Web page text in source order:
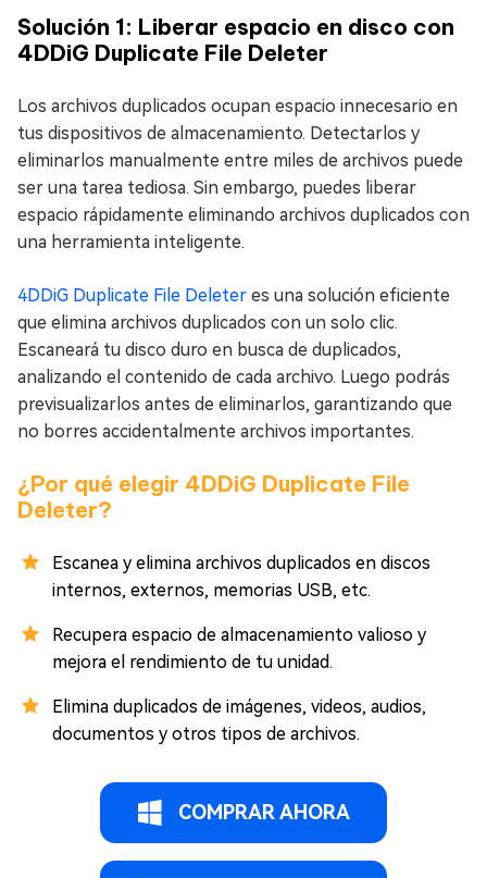
Solución 1: Liberar espacio en disco con
4DDiG Duplicate File Deleter
Los archivos duplicados ocupan espacio innecesario en
tus dispositivos de almacenamiento. Detectarlos y
eliminarlos manualmente entre miles de archivos puede
ser una tarea tediosa. Sin embargo, puedes liberar
espacio rápidamente eliminando archivos duplicados con
una herramienta inteligente.
4DDiG Duplicate File Deleter es una solución eficiente
que elimina archivos duplicados con un solo clic.
Escaneará tu disco duro en busca de duplicados,
analizando el contenido de cada archivo. Luego podrás
previsualizarlos antes de eliminarlos, garantizando que
no borres accidentalmente archivos importantes.
¿Por qué elegir 4DDiG Duplicate File
Deleter?
Escanea y elimina archivos duplicados en discos
internos, externos, memorias USB, etc.
Recupera espacio de almacenamiento valioso y
mejora el rendimiento de tu unidad.
Elimina duplicados de imágenes, videos, audios,
documentos y otros tipos de archivos.
COMPRAR AHORA